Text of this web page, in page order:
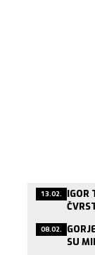
13.02. IGOR
08.02.
SU